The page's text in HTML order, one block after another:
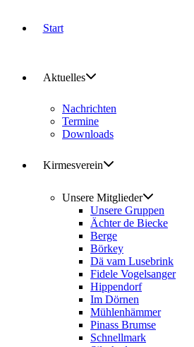
Start
Aktuelles
Nachrichten
Termine
Downloads
Kirmesverein
Unsere Mitglieder
Unsere Gruppen
Ächter de Biecke
Berge
Börkey
Dä vam Lusebrink
Fidele Vogelsanger
Hippendorf
Im Dörnen
Mühlenhämmer
Pinass Brumse
Schnellmark